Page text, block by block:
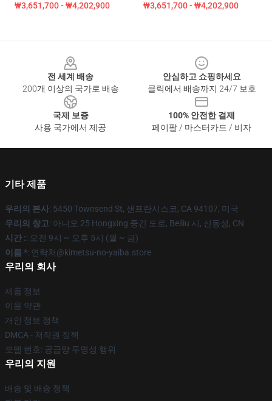
₩3,651,700 - ₩4,202,900 ₩3,651,700 - ₩4,202,900
전 세계 배송
200개 이상의 국가로 배송
안심하고 쇼핑하세요
클릭에서 배송까지 24/7 보호
국제 보증
사용 국가에서 제공
100% 안전한 결제
페이팔 / 마스터카드 / 비자
기타 제품
우리의 본사: 5450 Townsend St, 샌프란시스코, CA 94107, 미국
우리의 창고: 아니오 25 Hongxing 중간 도로, Beiliu 시, 산동성, CN
시간 :: 오전 9시 ~ 오후 5시 (월 ~ 금)
이름 *: 연락처@kimetsu-no-yaiba.store
우리의 회사
제품 정보
이용 약관
개인 정보 정책
DMCA - 저작권 정책
모델 번호: 공급망 투명성 행위
우리의 지원
배송 및 배송 정책